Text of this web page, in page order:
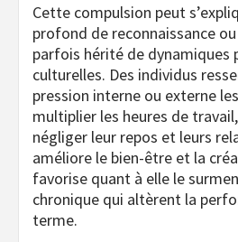
Cette compulsion peut
profond de reconnaissance
parfois hérité de dynamiques
culturelles. Des individus
pression interne ou externe
multiplier les heures de
négliger leur repos et leurs
améliore le bien-être et la
favorise quant à elle le
chronique qui altèrent la
terme.